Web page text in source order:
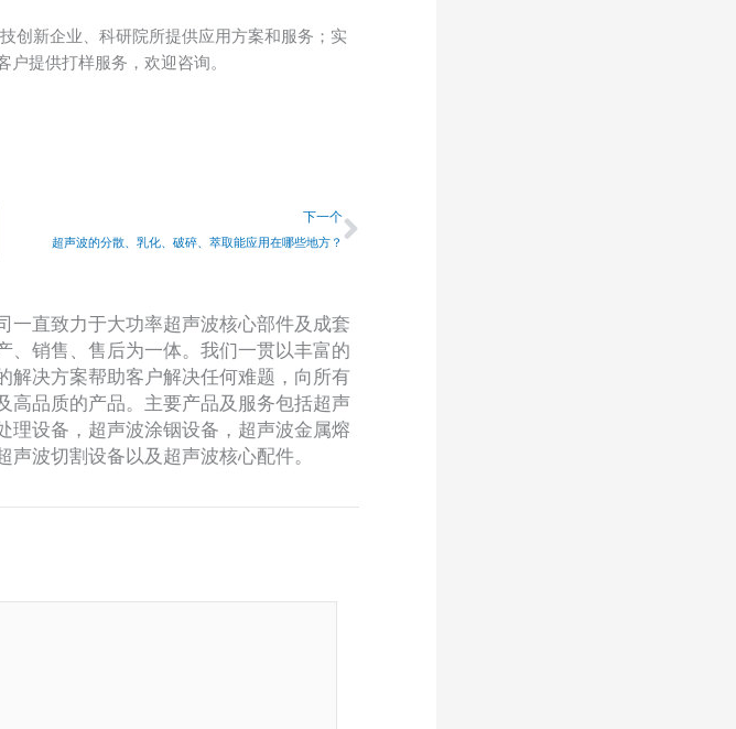
创新企业、科研院所提供应用方案和服务；实
提供打样服务，欢迎咨询。
下一个
超声波的分散、乳化、破碎、萃取能应用在哪些地方？
下一个
一直致力于大功率超声波核心部件及成套
、销售、售后为一体。我们一贯以丰富的
解决方案帮助客户解决任何难题，向所有
高品质的产品。主要产品及服务包括超声
理设备，超声波涂铟设备，超声波金属熔
波切割设备以及超声波核心配件。